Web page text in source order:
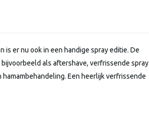
is er nu ook in een handige spray editie. De
als aftershave, verfrissende spray
Een heerlijk verfrissende